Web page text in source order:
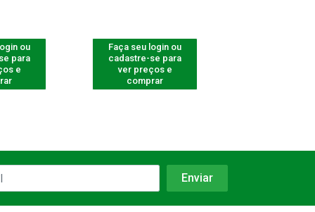
ou
para
e
Faça seu login ou
cadastre-se para
ver preços e
comprar